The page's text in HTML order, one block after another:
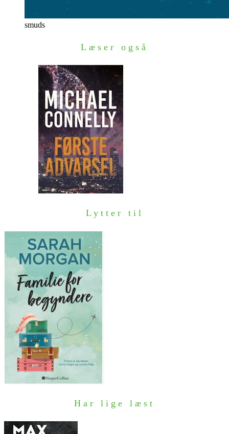
smuds
Læser også
Lytter til
Har lige læst